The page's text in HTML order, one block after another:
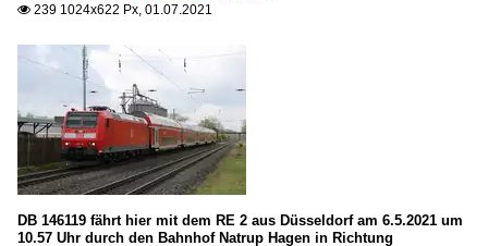
 239 1024x622 Px, 01.07.2021
DB 146119 fährt hier mit dem RE 2 aus Düsseldorf am 6.5.2021 um
10.57 Uhr durch den Bahnhof Natrup Hagen in Richtung